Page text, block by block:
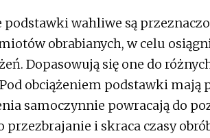
podstawki wahliwe są
obrabianych, w celu
Dopasowują się one do
obciążeniem podstawki mają
samoczynnie powracają do
przezbrajanie i skraca czasy